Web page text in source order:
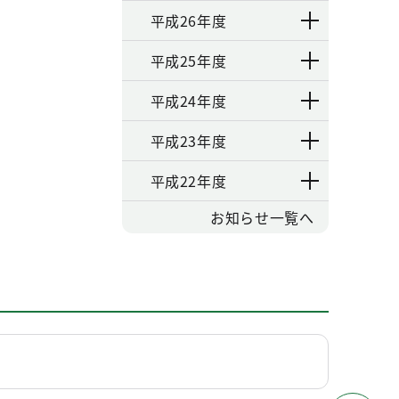
平成26年度
平成25年度
平成24年度
平成23年度
平成22年度
お知らせ一覧へ